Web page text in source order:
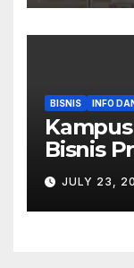
BISNIS INFO
Bisnis
JULY 23,